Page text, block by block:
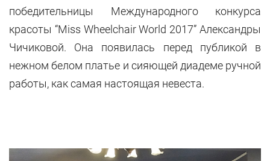
победительницы Международного конкурса
красоты “Miss Wheelchair World 2017” Александры
Чичиковой. Она появилась перед публикой в
нежном белом платье и сияющей диадеме ручной
работы, как самая настоящая невеста.